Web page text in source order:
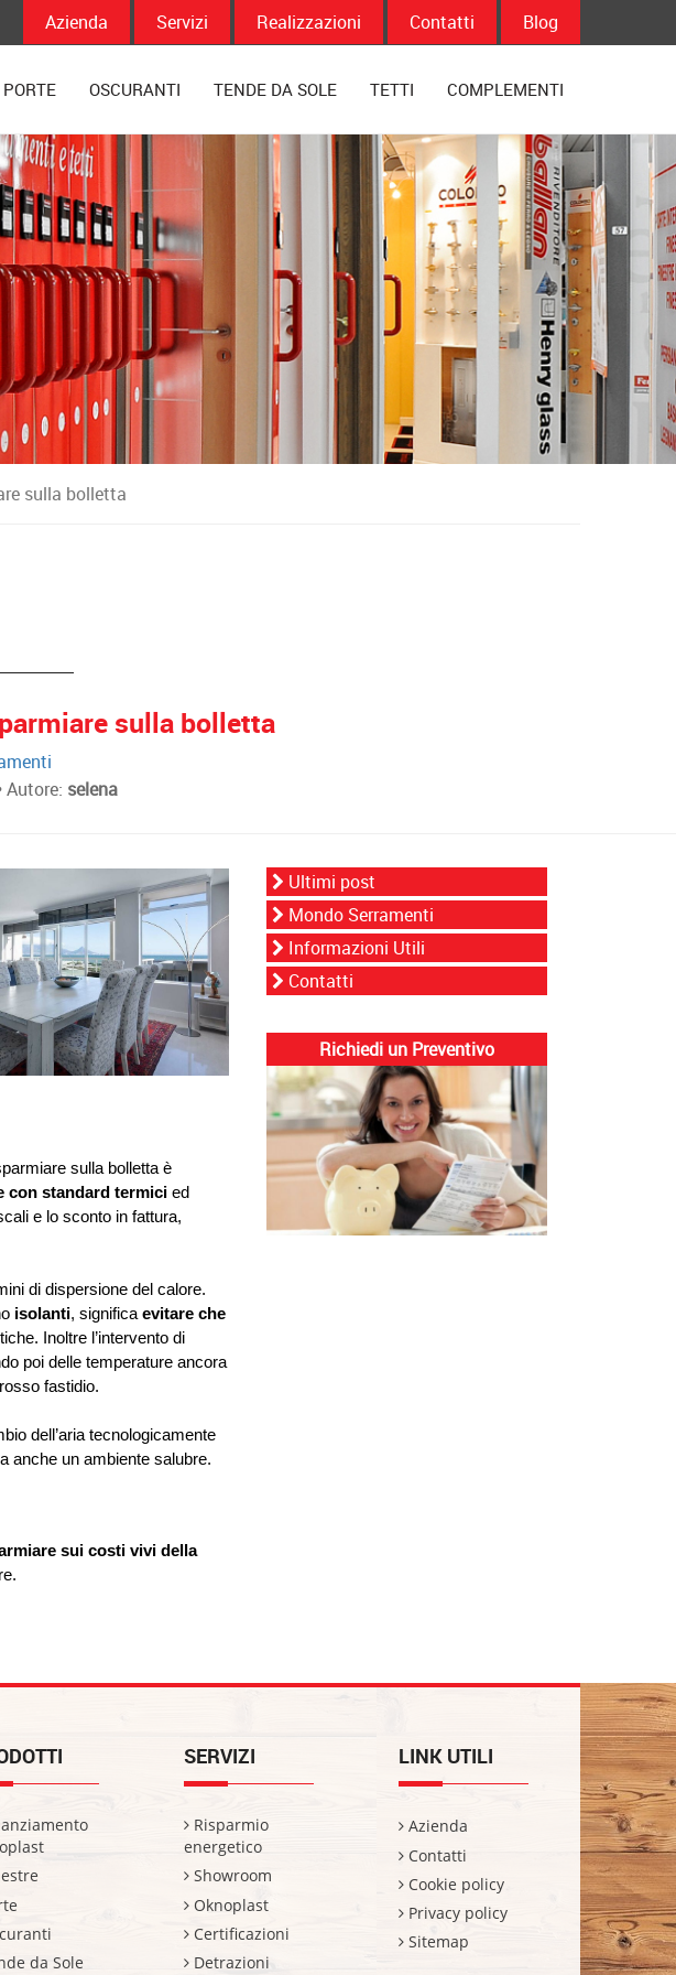
Azienda Servizi Realizzazioni Contatti Blog
PORTE OSCURANTI TENDE DA SOLE TETTI COMPLEMENTI
sulla bolletta
sulla bolletta
Autore: selena
sulla bolletta è
con standard termici ed
e lo sconto in fattura,
di dispersione del calore.
isolanti, significa evitare che
Inoltre l’intervento di
poi delle temperature ancora
fastidio.
dell’aria tecnologicamente
anche un ambiente salubre.
sui costi vivi della
Ultimi post
Mondo Serramenti
Informazioni Utili
Contatti
Richiedi un Preventivo
da Sole
SERVIZI
Risparmio
energetico
Showroom
Oknoplast
Certificazioni
Detrazioni
LINK UTILI
Azienda
Contatti
Cookie policy
Privacy policy
Sitemap